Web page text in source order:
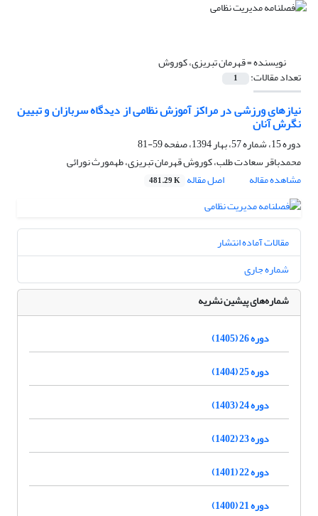
نویسنده =قهرمان تبریزی، کوروش
تعداد مقالات: 1
نیازهای ورزشی در مراکز آموزش نظامی از دیدگاه سربازان و تبیین
نگرش آنان
دوره 15، شماره 57، بهار 1394، صفحه
59-81
محمد‌باقر سعادت طلب، کوروش قهرمان تبریزی، طهمورث نورائی
مشاهده مقاله
اصل مقاله 481.29 K
مقالات آماده انتشار
شماره جاری
شماره‌های پیشین نشریه
دوره 26 (1405)
دوره 25 (1404)
دوره 24 (1403)
دوره 23 (1402)
دوره 22 (1401)
دوره 21 (1400)